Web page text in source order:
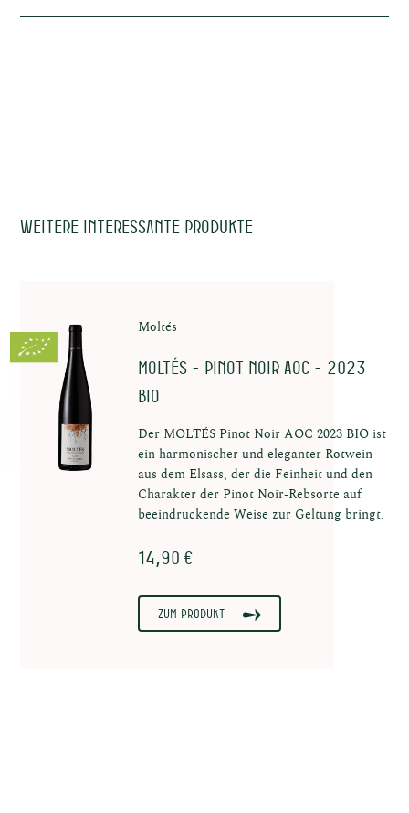
Weitere interessante Produkte
Moltés
MOLTÉS - Pinot Noir AOC - 2023
BIO
Der MOLTÉS Pinot Noir AOC 2023 BIO ist
ein harmonischer und eleganter Rotwein
aus dem Elsass, der die Feinheit und den
Charakter der Pinot Noir-Rebsorte auf
beeindruckende Weise zur Geltung bringt.
14,90 €
Zum Produkt